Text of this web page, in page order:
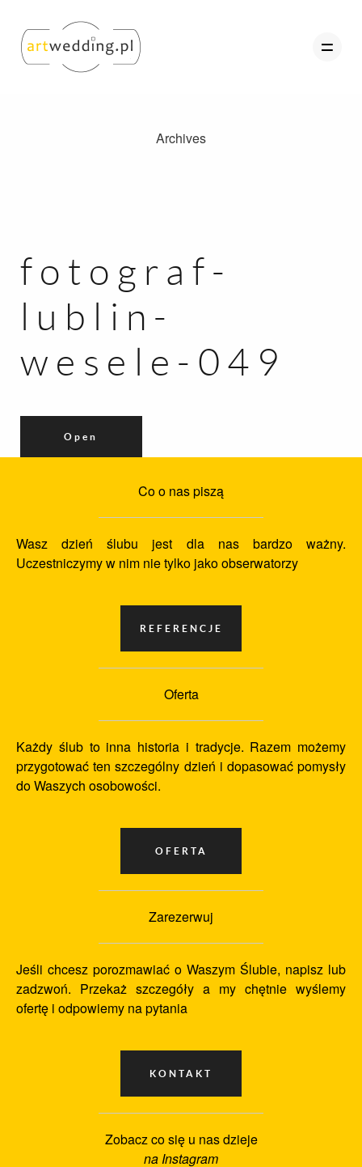
Kontakt
Strefa Klienta
Archives
fotograf-
lublin-
wesele-049
Open
Co o nas piszą
Wasz dzień ślubu jest dla nas bardzo ważny.
Uczestniczymy w nim nie tylko jako obserwatorzy
Oferta
Każdy ślub to inna historia i tradycje. Razem możemy
przygotować ten szczególny dzień i dopasować pomysły
do Waszych osobowości.
Zarezerwuj
Jeśli chcesz porozmawiać o Waszym Ślubie, napisz lub
zadzwoń. Przekaż szczegóły a my chętnie wyślemy
ofertę i odpowiemy na pytania
Zobacz co się u nas dzieje
na Instagram